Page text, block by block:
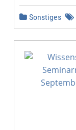
Sonstiges